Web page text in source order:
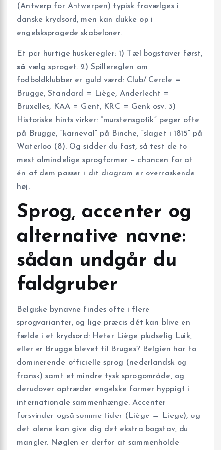
(Antwerp for Antwerpen) typisk fravælges i
danske krydsord, men kan dukke op i
engelsksprogede skabeloner.
Et par hurtige huskeregler: 1) Tæl bogstaver først,
så vælg sproget. 2) Spillereglen om
fodboldklubber er guld værd: Club/ Cercle =
Brugge, Standard = Liège, Anderlecht =
Bruxelles, KAA = Gent, KRC = Genk osv. 3)
Historiske hints virker: “murstensgotik” peger ofte
på Brugge, “karneval” på Binche, “slaget i 1815” på
Waterloo (8). Og sidder du fast, så test de to
mest almindelige sprogformer – chancen for at
én af dem passer i dit diagram er overraskende
høj.
Sprog, accenter og
alternative navne:
sådan undgår du
faldgruber
Belgiske bynavne findes ofte i flere
sprogvarianter, og lige præcis dét kan blive en
fælde i et krydsord: Heter Liège pludselig Luik,
eller er Brugge blevet til Bruges? Belgien har to
dominerende officielle sprog (nederlandsk og
fransk) samt et mindre tysk sprogområde, og
derudover optræder engelske former hyppigt i
internationale sammenhænge. Accenter
forsvinder også somme tider (Liège → Liege), og
det alene kan give dig det ekstra bogstav, du
mangler. Nøglen er derfor at sammenholde